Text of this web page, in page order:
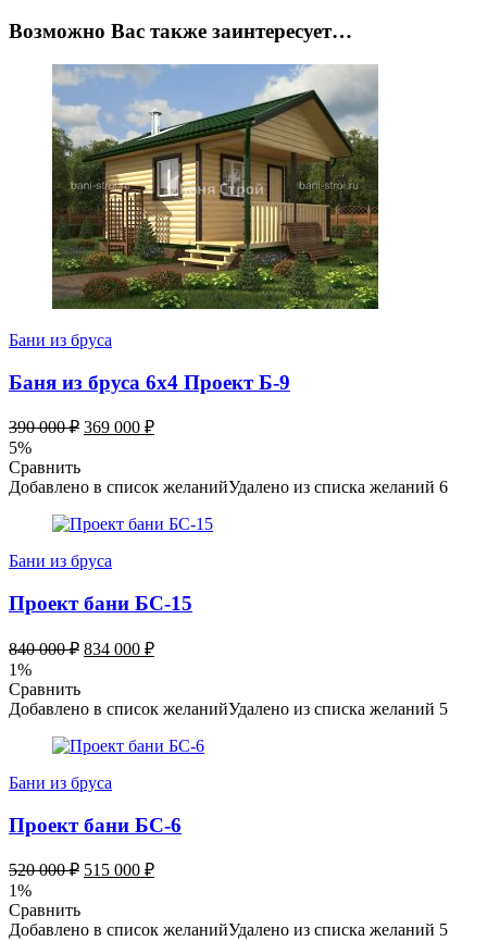
Возможно Вас также заинтересует…
Бани из бруса
Баня из бруса 6х4 Проект Б-9
390 000₽ 369 000 ₽
5%
Сравнить
Добавлено в список желанийУдалено из списка желаний 6
Бани из бруса
Проект бани БС-15
840 000₽ 834 000 ₽
1%
Сравнить
Добавлено в список желанийУдалено из списка желаний 5
Бани из бруса
Проект бани БС-6
520 000₽ 515 000 ₽
1%
Сравнить
Добавлено в список желанийУдалено из списка желаний 5